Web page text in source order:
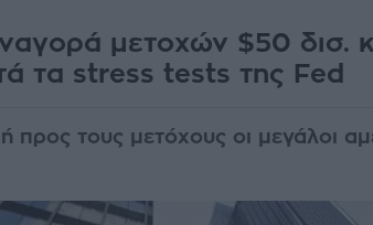
μετοχών $50 δισ.
τα stress tests της Fed
προς τους μετόχους οι μεγάλοι